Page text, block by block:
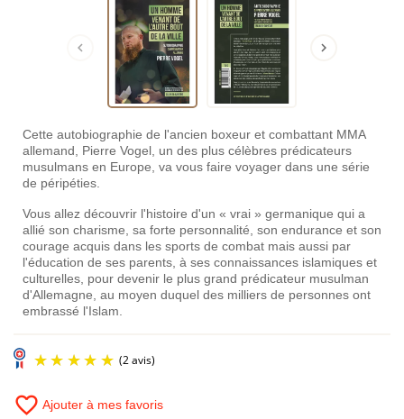
 
Cette autobiographie de l'ancien boxeur et combattant MMA
allemand, Pierre Vogel, un des plus célèbres prédicateurs
musulmans en Europe, va vous faire voyager dans une série
de péripéties.
Vous allez découvrir l'histoire d'un « vrai » germanique qui a
allié son charisme, sa forte personnalité, son endurance et son
courage acquis dans les sports de combat mais aussi par
l'éducation de ses parents, à ses connaissances islamiques et
culturelles, pour devenir le plus grand prédicateur musulman
d'Allemagne, au moyen duquel des milliers de personnes ont
embrassé l'Islam.
favorite_border Ajouter à mes favoris